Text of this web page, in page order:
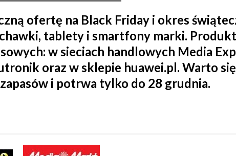
ofertę na Black Friday i okres
tablety i smartfony marki.
w sieciach handlowych Media
oraz w sklepie huawei.pl. Warto
i potrwa tylko do 28 grudnia.